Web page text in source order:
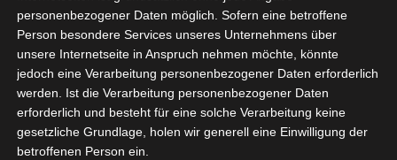
Saison beginnt am am 19./20.
September 2026
Internationaler Sportgerichtshof
lehnt Eilverfahren ab – AS Soliman
steuert auf die Ligue 2 zu
tunesienfussball.de
Tunesien Ligafußball
von Google Adsense (Google Ireland Limited, Gordon House, Barrow
Ireland) benötigen wir laut DSGVO Ihre Zustimmung. Es werden seitens
Daten erhoben, verarbeitet und gespeichert. Welche Daten genau
bitte den Datenschutzbedingungen.
personenbezogener Daten möglich. Sofern eine betroffene
Person besondere Services unseres Unternehmens über
unsere Internetseite in Anspruch nehmen möchte, könnte
jedoch eine Verarbeitung personenbezogener Daten erforderlich
werden. Ist die Verarbeitung personenbezogener Daten
erforderlich und besteht für eine solche Verarbeitung keine
gesetzliche Grundlage, holen wir generell eine Einwilligung der
betroffenen Person ein.